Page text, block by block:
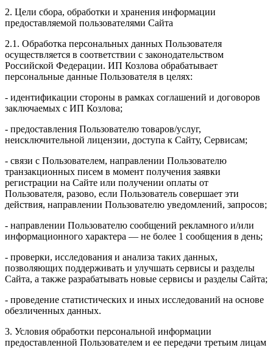
2. Цели сбора, обработки и хранения информации
предоставляемой пользователями Сайта
2.1. Обработка персональных данных Пользователя
осуществляется в соответствии с законодательством
Российской Федерации. ИП Козловa обрабатывает
персональные данные Пользователя в целях:
- идентификации стороны в рамках соглашений и договоров
заключаемых с ИП Козлова;
- предоставления Пользователю товаров/услуг,
неисключительной лицензии, доступа к Сайту, Сервисам;
- связи с Пользователем, направлении Пользователю
транзакционных писем в момент получения заявки
регистрации на Сайте или получении оплаты от
Пользователя, разово, если Пользователь совершает эти
действия, направлении Пользователю уведомлений, запросов;
- направлении Пользователю сообщений рекламного и/или
информационного характера — не более 1 сообщения в день;
- проверки, исследования и анализа таких данных,
позволяющих поддерживать и улучшать сервисы и разделы
Сайта, а также разрабатывать новые сервисы и разделы Сайта;
- проведение статистических и иных исследований на основе
обезличенных данных.
3. Условия обработки персональной информации
предоставленной Пользователем и ее передачи третьим лицам